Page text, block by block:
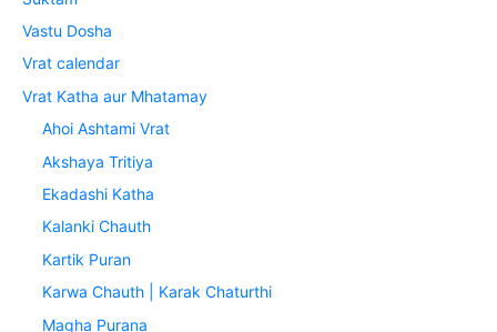
Vastu Dosha
Vrat calendar
Vrat Katha aur Mhatamay
Ahoi Ashtami Vrat
Akshaya Tritiya
Ekadashi Katha
Kalanki Chauth
Kartik Puran
Karwa Chauth | Karak Chaturthi
Magha Purana